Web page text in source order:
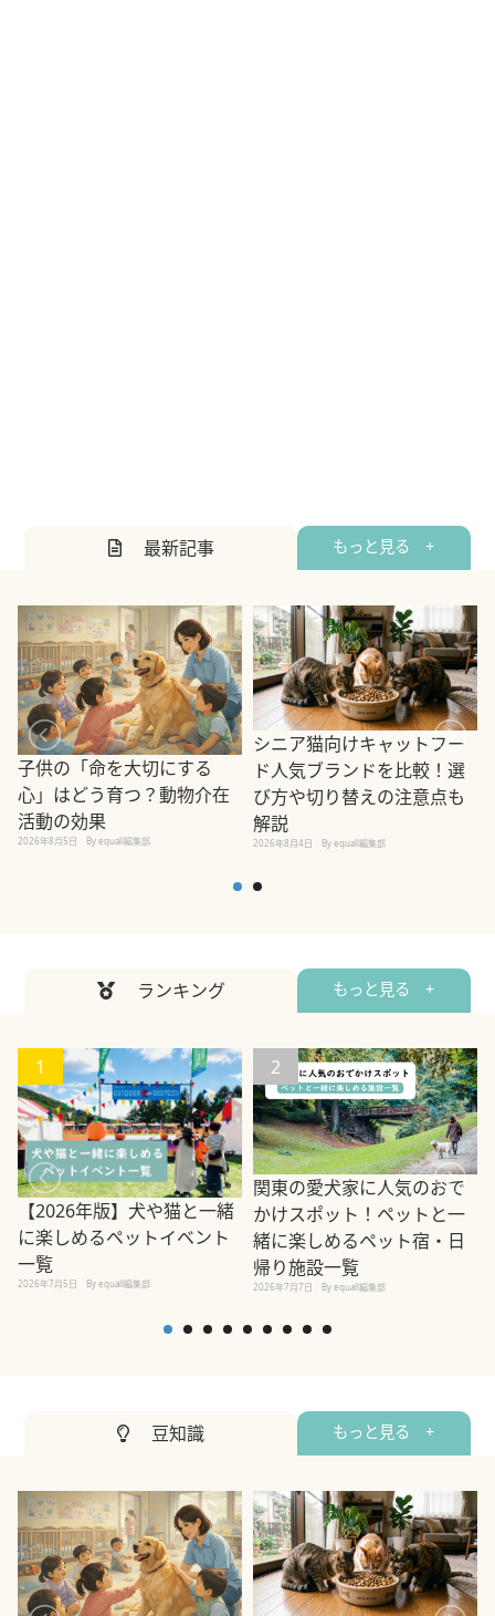
最新記事 もっと見る +
子供の「命を大切にする
心」はどう育つ？動物介在
活動の効果
2026年8月5日 By equall編集部
シニア猫向けキャットフー
ド人気ブランドを比較！選
び方や切り替えの注意点も
解説
2026年8月4日 By equall編集部
ランキング もっと見る +
1
【2026年版】犬や猫と一緒
に楽しめるペットイベント
一覧
2026年7月5日 By equall編集部
2
関東の愛犬家に人気のおで
かけスポット！ペットと一
緒に楽しめるペット宿・日
帰り施設一覧
2026年7月7日 By equall編集部
豆知識 もっと見る +